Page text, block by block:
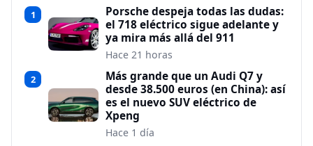
1
Porsche despeja todas las dudas:
el 718 eléctrico sigue adelante y
ya mira más allá del 911
Hace 21 horas
2
Más grande que un Audi Q7 y
desde 38.500 euros (en China): así
es el nuevo SUV eléctrico de
Xpeng
Hace 1 día